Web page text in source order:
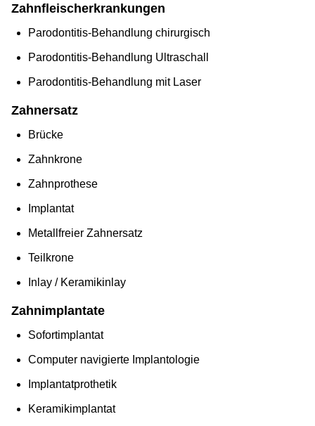
Zahnfleischerkrankungen
Parodontitis-Behandlung chirurgisch
Parodontitis-Behandlung Ultraschall
Parodontitis-Behandlung mit Laser
Zahnersatz
Brücke
Zahnkrone
Zahnprothese
Implantat
Metallfreier Zahnersatz
Teilkrone
Inlay / Keramikinlay
Zahnimplantate
Sofortimplantat
Computer navigierte Implantologie
Implantatprothetik
Keramikimplantat